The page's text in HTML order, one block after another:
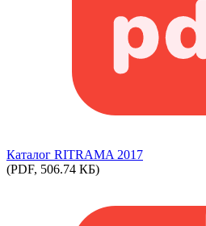
Каталог RITRAMA 2017
(PDF, 506.74 КБ)